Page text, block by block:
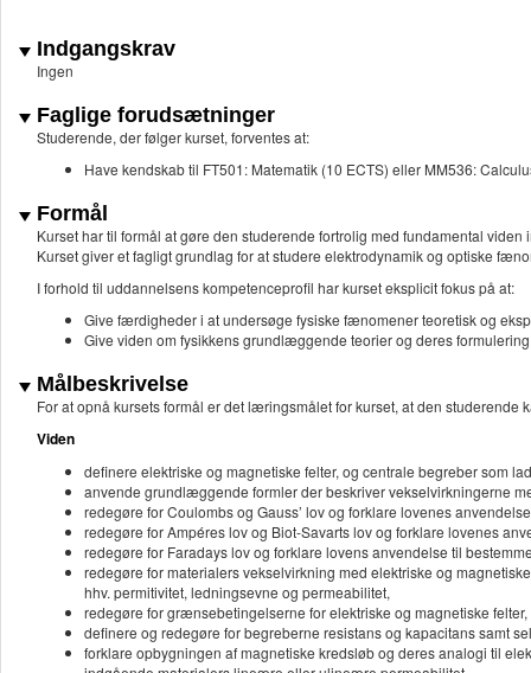
Indgangskrav
Ingen
Faglige forudsætninger
Studerende, der følger kurset, forventes at:
Have kendskab til FT501: Matematik (10 ECTS) eller MM536:
Formål
Kurset har til formål at gøre den studerende fortrolig med fundamental
Kurset giver et fagligt grundlag for at studere elektrodynamik og optiske
I forhold til uddannelsens kompetenceprofil har kurset eksplicit fokus på at:
Give færdigheder i at undersøge fysiske fænomener teoretisk og
Give viden om fysikkens grundlæggende teorier og deres
Målbeskrivelse
For at opnå kursets formål er det læringsmålet for kurset, at den studerende
Viden
definere elektriske og magnetiske felter, og centrale begreber som
anvende grundlæggende formler der beskriver vekselvirkningerne
redegøre for Coulombs og Gauss’ lov og forklare lovenes
redegøre for Ampéres lov og Biot-Savarts lov og forklare lovenes
redegøre for Faradays lov og forklare lovens anvendelse til
redegøre for materialers vekselvirkning med elektriske og
hhv. permitivitet, ledningsevne og permeabilitet,
redegøre for grænsebetingelserne for elektriske og magnetiske felter,
definere og redegøre for begreberne resistans og kapacitans samt
forklare opbygningen af magnetiske kredsløb og deres analogi til